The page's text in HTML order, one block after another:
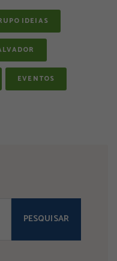
IDEIAS
EVENTOS
PESQUISAR